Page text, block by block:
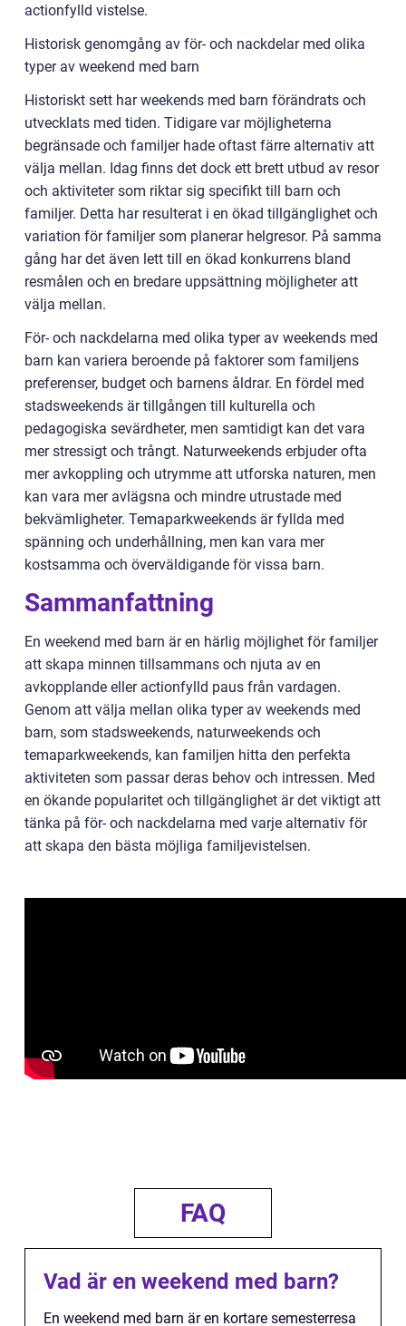
actionfylld vistelse.
Historisk genomgång av för- och nackdelar med olika
typer av weekend med barn
Historiskt sett har weekends med barn förändrats och
utvecklats med tiden. Tidigare var möjligheterna
begränsade och familjer hade oftast färre alternativ att
välja mellan. Idag finns det dock ett brett utbud av resor
och aktiviteter som riktar sig specifikt till barn och
familjer. Detta har resulterat i en ökad tillgänglighet och
variation för familjer som planerar helgresor. På samma
gång har det även lett till en ökad konkurrens bland
resmålen och en bredare uppsättning möjligheter att
välja mellan.
För- och nackdelarna med olika typer av weekends med
barn kan variera beroende på faktorer som familjens
preferenser, budget och barnens åldrar. En fördel med
stadsweekends är tillgången till kulturella och
pedagogiska sevärdheter, men samtidigt kan det vara
mer stressigt och trångt. Naturweekends erbjuder ofta
mer avkoppling och utrymme att utforska naturen, men
kan vara mer avlägsna och mindre utrustade med
bekvämligheter. Temaparkweekends är fyllda med
spänning och underhållning, men kan vara mer
kostsamma och överväldigande för vissa barn.
Sammanfattning
En weekend med barn är en härlig möjlighet för familjer
att skapa minnen tillsammans och njuta av en
avkopplande eller actionfylld paus från vardagen.
Genom att välja mellan olika typer av weekends med
barn, som stadsweekends, naturweekends och
temaparkweekends, kan familjen hitta den perfekta
aktiviteten som passar deras behov och intressen. Med
en ökande popularitet och tillgänglighet är det viktigt att
tänka på för- och nackdelarna med varje alternativ för
att skapa den bästa möjliga familjevistelsen.
FAQ
Vad är en weekend med barn?
En weekend med barn är en kortare semesterresa